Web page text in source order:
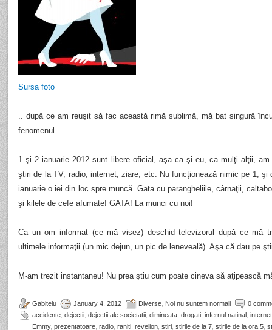
Sursa foto
.. după ce am reuşit să fac această rimă sublimă, mă bat singură
fenomenul.
1 şi 2 ianuarie 2012 sunt libere oficial, aşa ca şi eu, ca mulţi alţii,
ştiri de la TV, radio, internet, ziare, etc. Nu funcţionează nimic pe 1, şi
ianuarie o iei din loc spre muncă. Gata cu parangheliile, cârnaţii,
şi kilele de cefe afumate! GATA! La munci cu noi!
Ca un om informat (ce mă visez) deschid televizorul după ce mă
ultimele informaţii (un mic dejun, un pic de leneveală). Aşa că dau pe
M-am trezit instantaneu! Nu prea ştiu cum poate cineva să aţipească
Gabitelu January 4, 2012 Diverse Noi nu suntem normali
0
accidente dejectii dejectii ale societatii dimineata drogati infernul natinal internet
Emmy, prezentatoare radio raniti revelion stiri stirile de la 7 stirile de la ora 5